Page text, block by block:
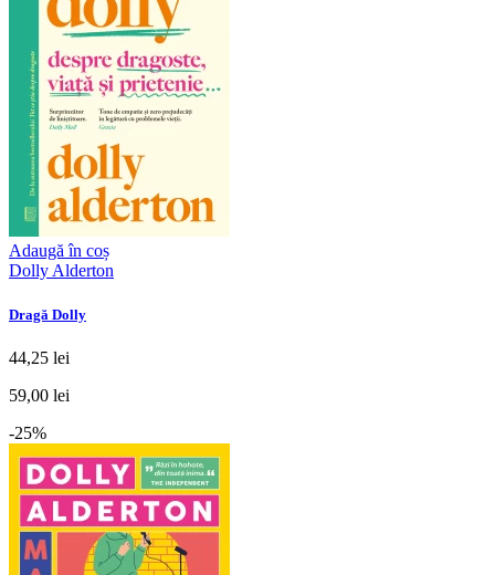
Adaugă în coș
Dolly Alderton
Dragă Dolly
44,25 lei
59,00 lei
-25%